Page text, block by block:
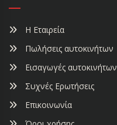
Η Εταιρεία
Πωλήσεις αυτοκινήτων
Εισαγωγές αυτοκινήτων
Συχνές Ερωτήσεις
Επικοινωνία